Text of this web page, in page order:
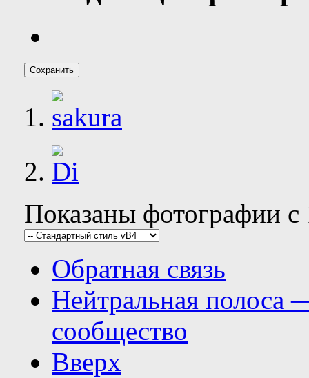
Показаны фотографии с
Обратная связь
Нейтральная полоса
сообщество
Вверх